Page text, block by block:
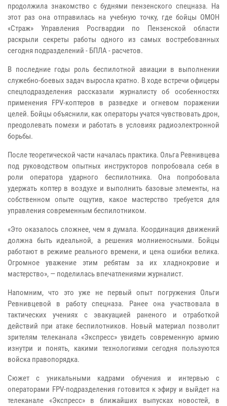
продолжила знакомство с буднями пензенского спецназа. На
этот раз она отправилась на учебную точку, где бойцы ОМОН
«Страж» Управления Росгвардии по Пензенской области
раскрыли секреты работы одного из самых востребованных
сегодня подразделений - БПЛА - расчетов.
В последние годы роль беспилотной авиации в выполнении
служебно-боевых задач выросла кратно. В ходе встречи офицеры
спецподразделения рассказали журналисту об особенностях
применения FPV-коптеров в разведке и огневом поражении
целей. Бойцы объяснили, как операторы учатся чувствовать дрон,
преодолевать помехи и работать в условиях радиоэлектронной
борьбы.
После теоретической части началась практика. Ольга Ревнивцева
под руководством опытных инструкторов попробовала себя в
роли оператора ударного беспилотника. Она попробовала
удержать коптер в воздухе и выполнить базовые элементы, на
собственном опыте ощутив, какое мастерство требуется для
управления современным беспилотником.
«Это оказалось сложнее, чем я думала. Координация движений
должна быть идеальной, а решения молниеносными. Бойцы
работают в режиме реального времени, и цена ошибки велика.
Огромное уважение этим ребятам за их хладнокровие и
мастерство», — поделилась впечатлениями журналист.
Напомним, что это уже не первый опыт погружения Ольги
Ревнивцевой в работу спецназа. Ранее она участвовала в
тактических учениях с эвакуацией раненого и отработкой
действий при атаке беспилотников. Новый материал позволит
зрителям телеканала «Экспресс» увидеть современную армию
изнутри и понять, какими технологиями сегодня пользуются
войска правопорядка.
Сюжет с уникальными кадрами обучения и интервью с
операторами FPV-подразделения готовится к эфиру и выйдет на
телеканале «Экспресс» в ближайших выпусках новостей, в